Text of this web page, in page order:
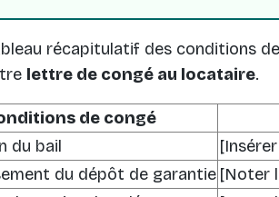
récapitulatif des conditions
lettre de congé au locataire.
de congé
du bail
du dépôt de garantie [Noter